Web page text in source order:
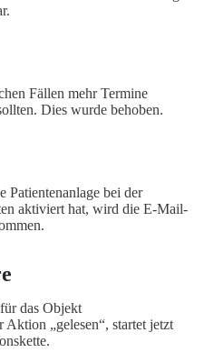
Fällen mehr Termine
Dies wurde behoben.
Patientenanlage bei der
aktiviert hat, wird die E-Mail-
das Objekt
Aktion „gelesen“, startet jetzt